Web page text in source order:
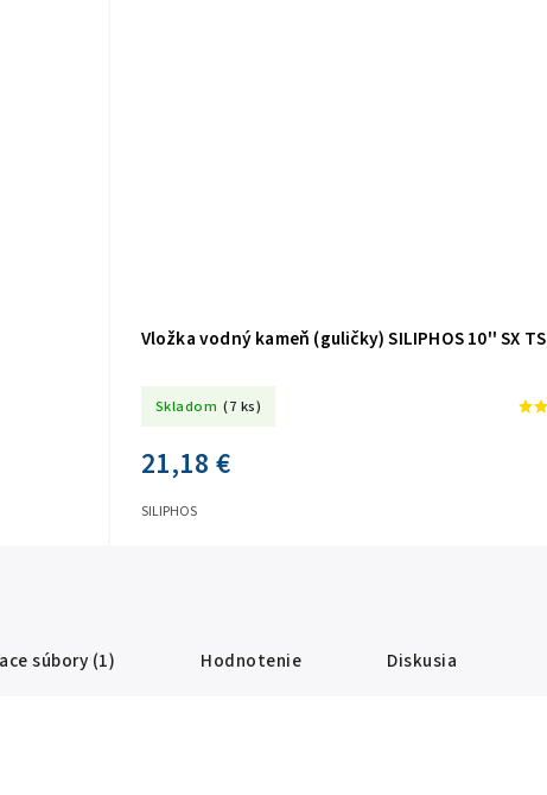
Vložka vodný kameň (guličky) SILIPHOS 10'' SX TS
Skladom (7 ks)
21,18 €
SILIPHOS
súbory (1) Hodnotenie Diskusia